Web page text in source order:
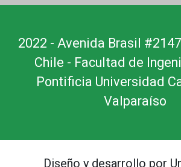
2022 - Avenida Brasil
Chile - Facultad de
Pontificia Universidad
Valparaíso
Diseño y desarrollo por